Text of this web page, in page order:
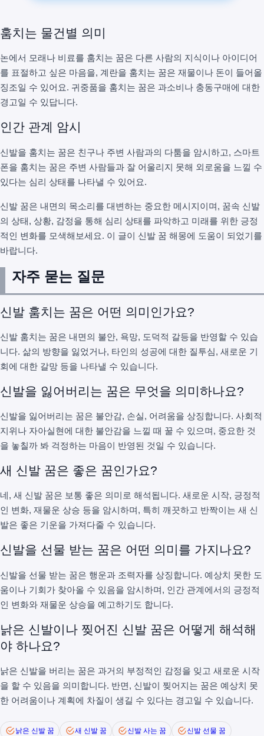
훔치는 물건별 의미
논에서 모래나 비료를 훔치는 꿈은 다른 사람의 지식이나 아이디어
를 표절하고 싶은 마음을, 계란을 훔치는 꿈은 재물이나 돈이 들어올
징조일 수 있어요. 귀중품을 훔치는 꿈은 과소비나 충동구매에 대한
경고일 수 있답니다.
인간 관계 암시
신발을 훔치는 꿈은 친구나 주변 사람과의 다툼을 암시하고, 스마트
폰을 훔치는 꿈은 주변 사람들과 잘 어울리지 못해 외로움을 느낄 수
있다는 심리 상태를 나타낼 수 있어요.
신발 꿈은 내면의 목소리를 대변하는 중요한 메시지이며, 꿈속 신발
의 상태, 상황, 감정을 통해 심리 상태를 파악하고 미래를 위한 긍정
적인 변화를 모색해보세요. 이 글이 신발 꿈 해몽에 도움이 되었기를
바랍니다.
자주 묻는 질문
신발 훔치는 꿈은 어떤 의미인가요?
신발 훔치는 꿈은 내면의 불안, 욕망, 도덕적 갈등을 반영할 수 있습
니다. 삶의 방향을 잃었거나, 타인의 성공에 대한 질투심, 새로운 기
회에 대한 갈망 등을 나타낼 수 있습니다.
신발을 잃어버리는 꿈은 무엇을 의미하나요?
신발을 잃어버리는 꿈은 불안감, 손실, 어려움을 상징합니다. 사회적
지위나 자아실현에 대한 불안감을 느낄 때 꿀 수 있으며, 중요한 것
을 놓칠까 봐 걱정하는 마음이 반영된 것일 수 있습니다.
새 신발 꿈은 좋은 꿈인가요?
네, 새 신발 꿈은 보통 좋은 의미로 해석됩니다. 새로운 시작, 긍정적
인 변화, 재물운 상승 등을 암시하며, 특히 깨끗하고 반짝이는 새 신
발은 좋은 기운을 가져다줄 수 있습니다.
신발을 선물 받는 꿈은 어떤 의미를 가지나요?
신발을 선물 받는 꿈은 행운과 조력자를 상징합니다. 예상치 못한 도
움이나 기회가 찾아올 수 있음을 암시하며, 인간 관계에서의 긍정적
인 변화와 재물운 상승을 예고하기도 합니다.
낡은 신발이나 찢어진 신발 꿈은 어떻게 해석해
야 하나요?
낡은 신발을 버리는 꿈은 과거의 부정적인 감정을 잊고 새로운 시작
을 할 수 있음을 의미합니다. 반면, 신발이 찢어지는 꿈은 예상치 못
한 어려움이나 계획에 차질이 생길 수 있다는 경고일 수 있습니다.
낡은 신발 꿈 새 신발 꿈 신발 사는 꿈
신발 선물 꿈